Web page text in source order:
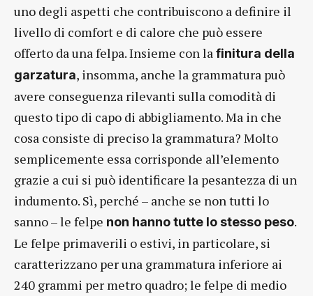
uno degli aspetti che contribuiscono a definire il
livello di comfort e di calore che può essere
offerto da una felpa. Insieme con la finitura della
garzatura, insomma, anche la grammatura può
avere conseguenza rilevanti sulla comodità di
questo tipo di capo di abbigliamento. Ma in che
cosa consiste di preciso la grammatura? Molto
semplicemente essa corrisponde all’elemento
grazie a cui si può identificare la pesantezza di un
indumento. Sì, perché – anche se non tutti lo
sanno – le felpe non hanno tutte lo stesso peso.
Le felpe primaverili o estivi, in particolare, si
caratterizzano per una grammatura inferiore ai
240 grammi per metro quadro; le felpe di medio